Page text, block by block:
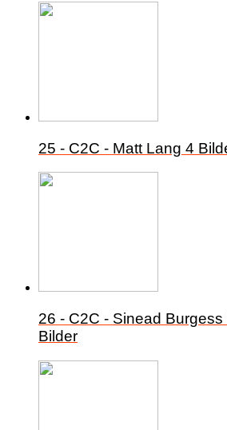
25 - C2C - Matt Lang 4
26 - C2C - Sinead
Bilder